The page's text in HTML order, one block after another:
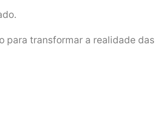
para transformar a realidade